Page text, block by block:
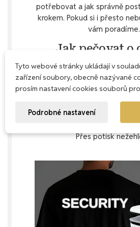
potřebovat a jak správně
krokem. Pokud si i přesto
vám poradíme.
Jak pečovat o
potiskem
Aby oděv s potiskem vydržel
doporučujeme prací cyklus
ideálně naruby.
prodloužíte tak životnost jak
Sušit můžete v sušičce na
Přes potisk
Tyto webové stránky ukládají v
zařízení soubory, obecně nazývané
prosím nastavení cookies souborů
Podrobné nastavení